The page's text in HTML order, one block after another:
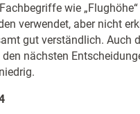
wie „Flughöhe“
verwendet, aber nicht
gut verständlich. Auch
nächsten